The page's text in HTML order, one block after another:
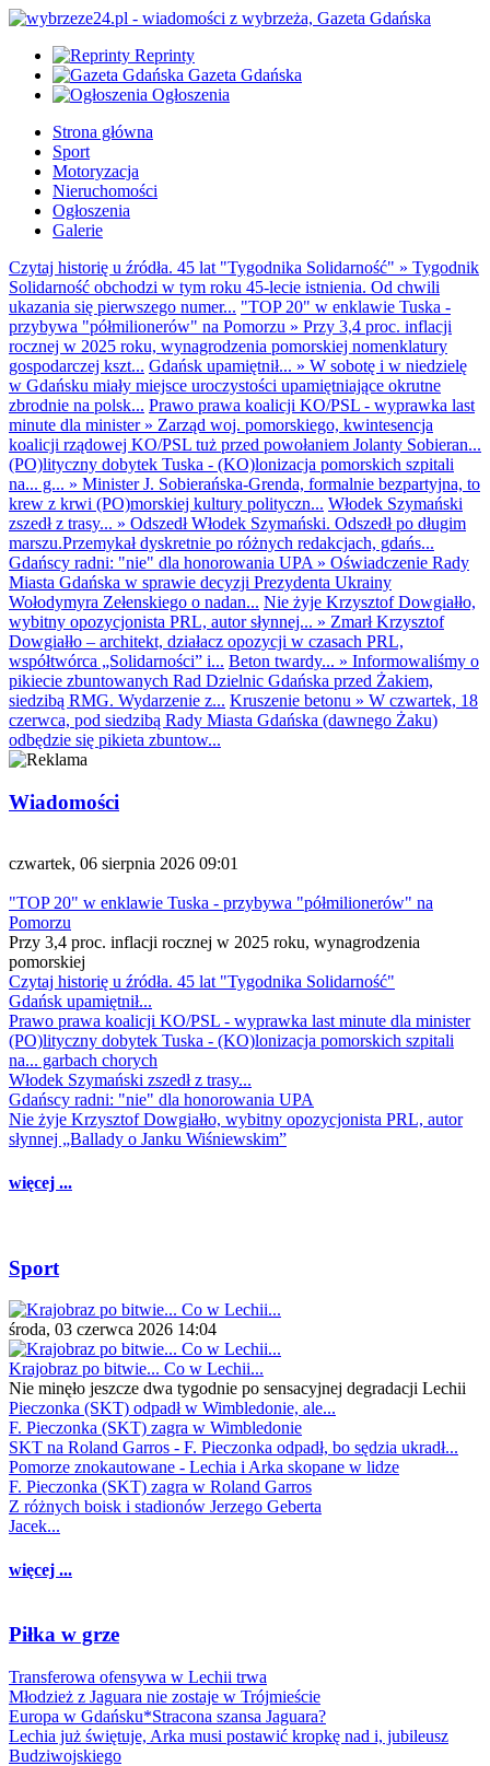
Reprinty
Gazeta Gdańska
Ogłoszenia
Strona główna
Sport
Motoryzacja
Nieruchomości
Ogłoszenia
Galerie
Czytaj historię u źródła. 45 lat "Tygodnika Solidarność" » Tygodnik
Solidarność obchodzi w tym roku 45-lecie istnienia. Od chwili
ukazania się pierwszego numer... "TOP 20" w enklawie Tuska -
przybywa "półmilionerów" na Pomorzu » Przy 3,4 proc. inflacji
rocznej w 2025 roku, wynagrodzenia pomorskiej nomenklatury
gospodarczej kszt... Gdańsk upamiętnił... » W sobotę i w niedzielę
w Gdańsku miały miejsce uroczystości upamiętniające okrutne
zbrodnie na polsk... Prawo prawa koalicji KO/PSL - wyprawka last
minute dla minister» Zarząd woj. pomorskiego, kwintesencja
koalicji rządowej KO/PSL tuż przed powołaniem Jolanty Sobieran...
(PO)lityczny dobytek Tuska - (KO)lonizacja pomorskich szpitali
na... g... » Minister J. Sobierańska-Grenda, formalnie bezpartyjna, to
krew z krwi (PO)morskiej kultury polityczn... Włodek Szymański
zszedł z trasy... » Odszedł Włodek Szymański. Odszedł po długim
marszu.Przemykał dyskretnie po różnych redakcjach, gdańs...
Gdańscy radni: "nie" dla honorowania UPA » Oświadczenie Rady
Miasta Gdańska w sprawie decyzji Prezydenta Ukrainy
Wołodymyra Zełenskiego o nadan... Nie żyje Krzysztof Dowgiałło,
wybitny opozycjonista PRL, autor słynnej... » Zmarł Krzysztof
Dowgiałło – architekt, działacz opozycji w czasach PRL,
współtwórca „Solidarności” i... Beton twardy... » Informowaliśmy o
pikiecie zbuntowanych Rad Dzielnic Gdańska przed Żakiem,
siedzibą RMG. Wydarzenie z... Kruszenie betonu » W czwartek, 18
czerwca, pod siedzibą Rady Miasta Gdańska (dawnego Żaku)
odbędzie się pikieta zbuntow...
Wiadomości
czwartek, 06 sierpnia 2026 09:01
"TOP 20" w enklawie Tuska - przybywa "półmilionerów" na
Pomorzu
Przy 3,4 proc. inflacji rocznej w 2025 roku, wynagrodzenia
pomorskiej
Czytaj historię u źródła. 45 lat "Tygodnika Solidarność"
Gdańsk upamiętnił...
Prawo prawa koalicji KO/PSL - wyprawka last minute dla minister
(PO)lityczny dobytek Tuska - (KO)lonizacja pomorskich szpitali
na... garbach chorych
Włodek Szymański zszedł z trasy...
Gdańscy radni: "nie" dla honorowania UPA
Nie żyje Krzysztof Dowgiałło, wybitny opozycjonista PRL, autor
słynnej „Ballady o Janku Wiśniewskim”
więcej ...
Sport
środa, 03 czerwca 2026 14:04
Krajobraz po bitwie... Co w Lechii...
Nie minęło jeszcze dwa tygodnie po sensacyjnej degradacji Lechii
Pieczonka (SKT) odpadł w Wimbledonie, ale...
F. Pieczonka (SKT) zagra w Wimbledonie
SKT na Roland Garros - F. Pieczonka odpadł, bo sędzia ukradł...
Pomorze znokautowane - Lechia i Arka skopane w lidze
F. Pieczonka (SKT) zagra w Roland Garros
Z różnych boisk i stadionów Jerzego Geberta
Jacek...
więcej ...
Piłka w grze
Transferowa ofensywa w Lechii trwa
Młodzież z Jaguara nie zostaje w Trójmieście
Europa w Gdańsku*Stracona szansa Jaguara?
Lechia już świętuje, Arka musi postawić kropkę nad i, jubileusz
Budziwojskiego